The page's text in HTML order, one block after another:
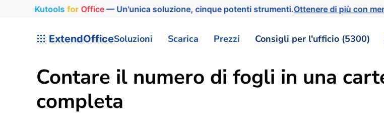
Kutools for Office— Un'unica soluzione, cinque potenti strumenti.Ottenere di più con
ExtendOfficeSoluzioni Scarica Prezzi Consigli per l'ufficio (5300)
Contare il numero di fogli in una
completa